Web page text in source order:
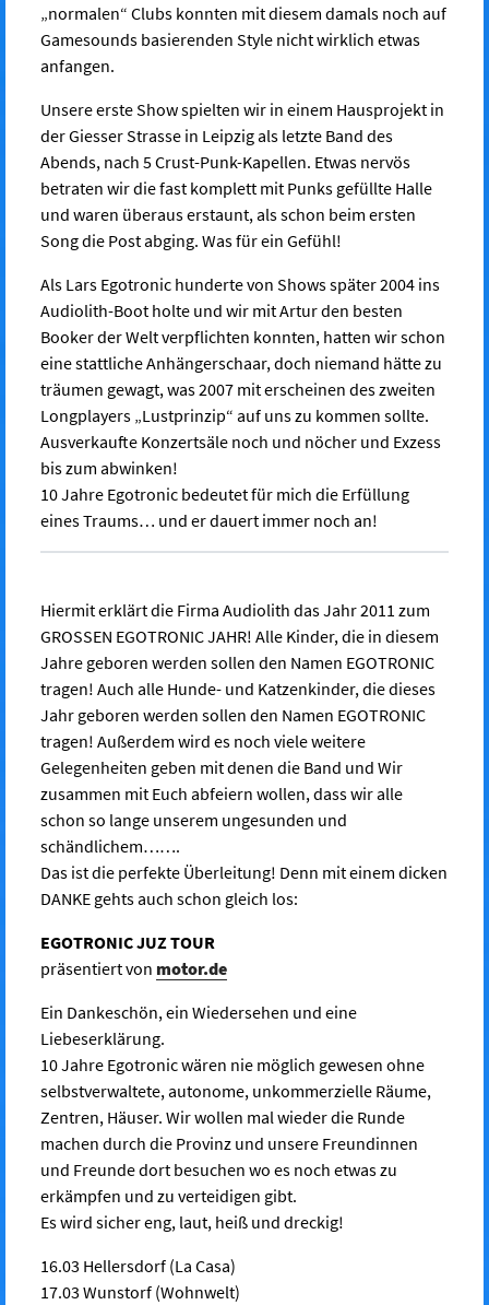
„normalen“ Clubs konnten mit diesem damals noch auf
Gamesounds basierenden Style nicht wirklich etwas
anfangen.
Unsere erste Show spielten wir in einem Hausprojekt in
der Giesser Strasse in Leipzig als letzte Band des
Abends, nach 5 Crust-Punk-Kapellen. Etwas nervös
betraten wir die fast komplett mit Punks gefüllte Halle
und waren überaus erstaunt, als schon beim ersten
Song die Post abging. Was für ein Gefühl!
Als Lars Egotronic hunderte von Shows später 2004 ins
Audiolith-Boot holte und wir mit Artur den besten
Booker der Welt verpflichten konnten, hatten wir schon
eine stattliche Anhängerschaar, doch niemand hätte zu
träumen gewagt, was 2007 mit erscheinen des zweiten
Longplayers „Lustprinzip“ auf uns zu kommen sollte.
Ausverkaufte Konzertsäle noch und nöcher und Exzess
bis zum abwinken!
10 Jahre Egotronic bedeutet für mich die Erfüllung
eines Traums… und er dauert immer noch an!
Hiermit erklärt die Firma Audiolith das Jahr 2011 zum
GROSSEN EGOTRONIC JAHR! Alle Kinder, die in diesem
Jahre geboren werden sollen den Namen EGOTRONIC
tragen! Auch alle Hunde- und Katzenkinder, die dieses
Jahr geboren werden sollen den Namen EGOTRONIC
tragen! Außerdem wird es noch viele weitere
Gelegenheiten geben mit denen die Band und Wir
zusammen mit Euch abfeiern wollen, dass wir alle
schon so lange unserem ungesunden und
schändlichem…….
Das ist die perfekte Überleitung! Denn mit einem dicken
DANKE gehts auch schon gleich los:
EGOTRONIC JUZ TOUR
präsentiert von motor.de
Ein Dankeschön, ein Wiedersehen und eine
Liebeserklärung.
10 Jahre Egotronic wären nie möglich gewesen ohne
selbstverwaltete, autonome, unkommerzielle Räume,
Zentren, Häuser. Wir wollen mal wieder die Runde
machen durch die Provinz und unsere Freundinnen
und Freunde dort besuchen wo es noch etwas zu
erkämpfen und zu verteidigen gibt.
Es wird sicher eng, laut, heiß und dreckig!
16.03 Hellersdorf (La Casa)
17.03 Wunstorf (Wohnwelt)